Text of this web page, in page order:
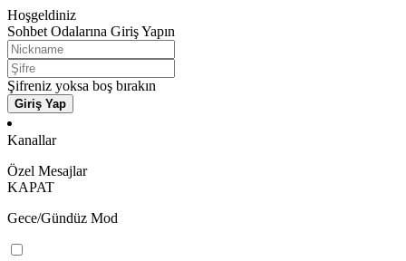
Hoşgeldiniz
Sohbet Odalarına Giriş Yapın
Şifreniz yoksa boş bırakın
Giriş Yap
Kanallar
Özel Mesajlar
KAPAT
Gece/Gündüz Mod